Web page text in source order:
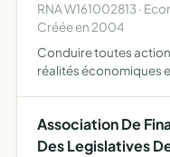
RNA W161002813 ·
Créée en 2004
Conduire toutes
réalités économiques
Association De
Des Legislatives